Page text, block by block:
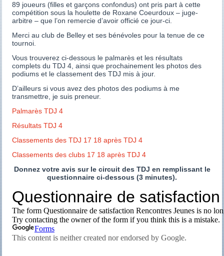
89 joueurs (filles et garçons confondus) ont pris part à cette
compétition sous la houlette de Roxane Coeurdoux – juge-
arbitre – que l’on remercie d’avoir officié ce jour-ci.
Merci au club de Belley et ses bénévoles pour la tenue de ce
tournoi.
Vous trouverez ci-dessous le palmarès et les résultats
complets du TDJ 4, ainsi que prochainement les photos des
podiums et le classement des TDJ mis à jour.
D’ailleurs si vous avez des photos des podiums à me
transmettre, je suis preneur.
Palmarès TDJ 4
Résultats TDJ 4
Classements des TDJ 17 18 après TDJ 4
Classements des clubs 17 18 après TDJ 4
Donnez votre avis sur le circuit des TDJ en remplissant le
questionnaire ci-dessous (3 minutes).